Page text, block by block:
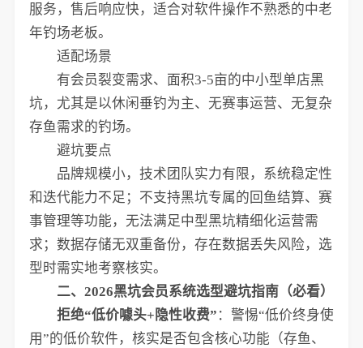
服务，售后响应快，适合对软件操作不熟悉的中老
年钓场老板。
适配场景
有会员裂变需求、面积3-5亩的中小型单店黑
坑，尤其是以休闲垂钓为主、无赛事运营、无复杂
存鱼需求的钓场。
避坑要点
品牌规模小，技术团队实力有限，系统稳定性
和迭代能力不足；不支持黑坑专属的回鱼结算、赛
事管理等功能，无法满足中型黑坑精细化运营需
求；数据存储无双重备份，存在数据丢失风险，选
型时需实地考察核实。
二、2026黑坑会员系统选型避坑指南（必看）
拒绝“低价噱头+隐性收费” ：警惕“低价终身使
用”的低价软件，核实是否包含核心功能（存鱼、